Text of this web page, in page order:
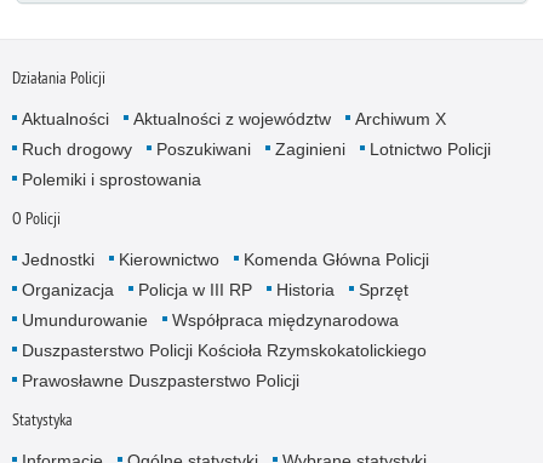
Działania Policji
Aktualności Aktualności z województw
Archiwum X
Ruch drogowy
Poszukiwani Zaginieni
Lotnictwo Policji
Polemiki i sprostowania
O Policji
Jednostki Kierownictwo
Komenda Główna Policji
Organizacja
Policja w III RP Historia
Sprzęt
Umundurowanie
Współpraca międzynarodowa
Duszpasterstwo Policji Kościoła Rzymskokatolickiego
Prawosławne Duszpasterstwo Policji
Statystyka